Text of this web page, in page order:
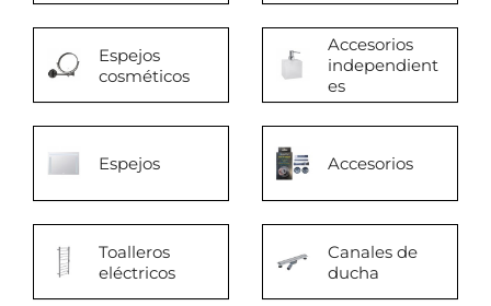
Espejos
cosméticos
Accesorios
independient
es
Espejos Accesorios
Toalleros
eléctricos
Canales de
ducha